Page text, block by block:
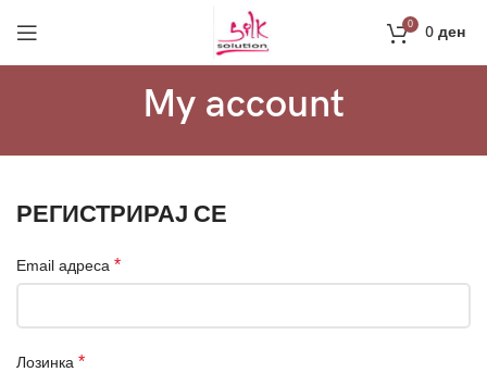
0 0ден
My account
РЕГИСТРИРАЈ СЕ
Email адреса *
Лозинка *
Направи профил и добиј на меил код за 10%
попуст на прва нарачка